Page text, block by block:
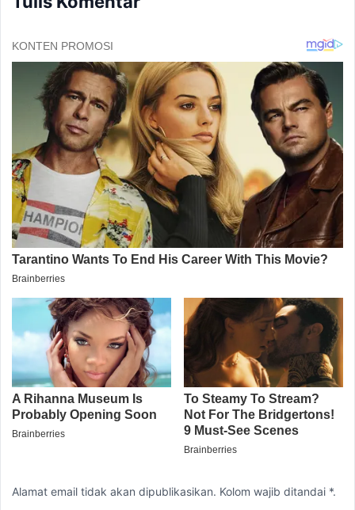
Alamat email tidak akan dipublikasikan. Kolom wajib ditandai *.